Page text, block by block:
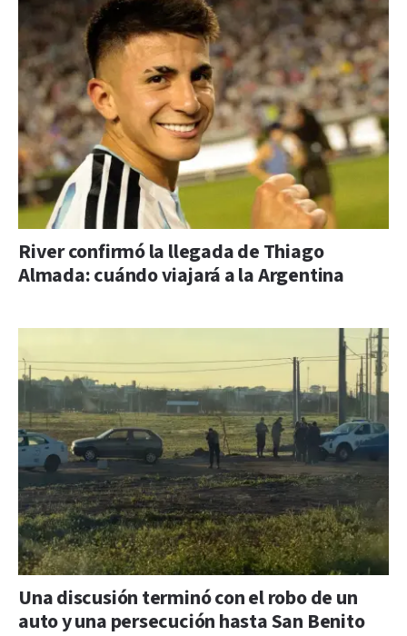
River confirmó la llegada de Thiago
Almada: cuándo viajará a la Argentina
Una discusión terminó con el robo de un
auto y una persecución hasta San Benito